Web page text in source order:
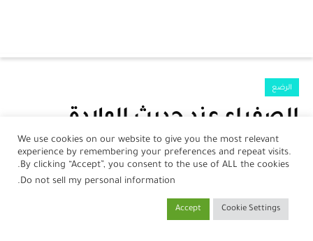
جمال
صحة
الرضع
الصفراء عند حديث الولادة
علاجها ومتى تكون خطيرة
بواسطةنورلين أحمدفي 27 يناير، 2021
We use cookies on our website to give you the most relevant
experience by remembering your preferences and repeat visits.
By clicking “Accept”, you consent to the use of ALL the cookies.
Do not sell my personal information
.
Cookie Settings
Accept